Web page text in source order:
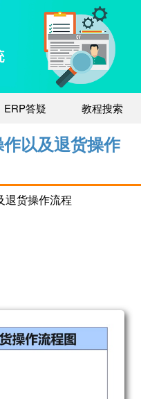
ERP答疑 教程搜索
以及退货操作
退货操作流程